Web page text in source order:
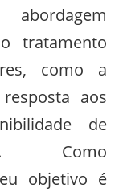
tratamento
como a
aos
de
Como
objetivo é